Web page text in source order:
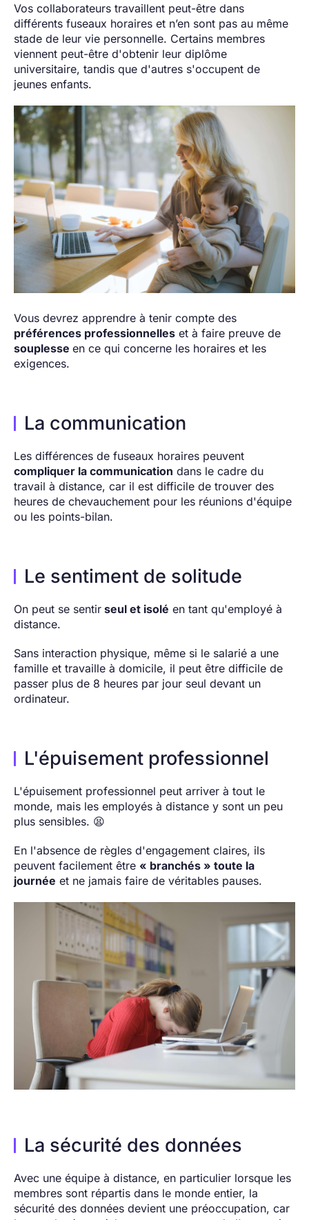
Vos collaborateurs travaillent peut-être dans
différents fuseaux horaires et n’en sont pas au même
stade de leur vie personnelle. Certains membres
viennent peut-être d'obtenir leur diplôme
universitaire, tandis que d'autres s'occupent de
jeunes enfants.
Vous devrez apprendre à tenir compte des
préférences professionnelles et à faire preuve de
souplesse en ce qui concerne les horaires et les
exigences.
La communication
Les différences de fuseaux horaires peuvent
compliquer la communication dans le cadre du
travail à distance, car il est difficile de trouver des
heures de chevauchement pour les réunions d'équipe
ou les points-bilan.
Le sentiment de solitude
On peut se sentir seul et isolé en tant qu'employé à
distance.
Sans interaction physique, même si le salarié a une
famille et travaille à domicile, il peut être difficile de
passer plus de 8 heures par jour seul devant un
ordinateur.
L'épuisement professionnel
L'épuisement professionnel peut arriver à tout le
monde, mais les employés à distance y sont un peu
plus sensibles. 😫
En l'absence de règles d'engagement claires, ils
peuvent facilement être « branchés » toute la
journée et ne jamais faire de véritables pauses.
La sécurité des données
Avec une équipe à distance, en particulier lorsque les
membres sont répartis dans le monde entier, la
sécurité des données devient une préoccupation, car